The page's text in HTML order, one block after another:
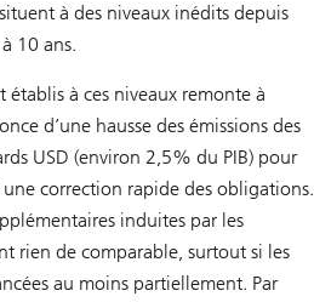
à des niveaux inédits depuis
10 ans.
établis à ces niveaux remonte à
d’une hausse des émissions des
USD (environ 2,5% du PIB) pour
correction rapide des obligations.
induites par les
rien de comparable, surtout si les
au moins partiellement. Par